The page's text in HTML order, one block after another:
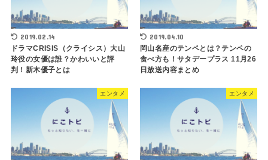
2019.02.14
ドラマCRISIS（クライシス）大山
玲役の女優は誰？かわいいと評
判！新木優子とは
2019.04.10
岡山名産のテンペとは？テンペの
食べ方も！サタデープラス 11月26
日放送内容まとめ
エンタメ エンタメ